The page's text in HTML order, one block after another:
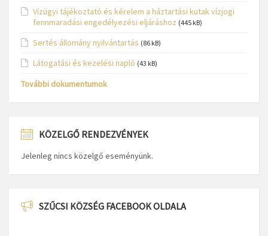
Vízügyi tájékoztató és kérelem a háztartási kutak vízjogi
fennmaradási engedélyezési eljáráshoz (445 kB)
Sertés állomány nyilvántartás (86 kB)
Látogatási és kezelési napló (43 kB)
További dokumentumok
KÖZELGŐ RENDEZVÉNYEK
Jelenleg nincs közelgő eseményünk.
SZŰCSI KÖZSÉG FACEBOOK OLDALA